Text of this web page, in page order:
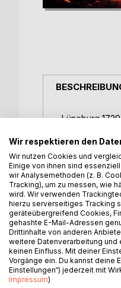
Lüneburg
Durch eine
Alexander
möchte ein
geeignet und
Bei der
Männer,
Okpara
Schritt
Wir respektieren den
Wir nutzen Cookies und
Einige von ihnen sind
wir Analysemethoden (z. B.
Tracking), um zu messen, wie
wird. Wir verwenden
hierzu serverseitiges Tracking
geräteübergreifend Cookies,
gehashte E-Mail-Adressen
Drittinhalte von anderen
weitere Datenverarbeitung und
keinen Einfluss. Mit deiner
Vorgänge ein. Du kannst deine
Einstellungen“) jederzeit mit
Impressum)